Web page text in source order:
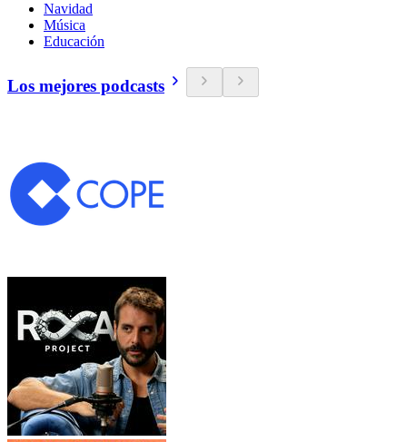
Navidad
Música
Educación
Los mejores podcasts